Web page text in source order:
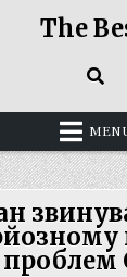
The
проблем